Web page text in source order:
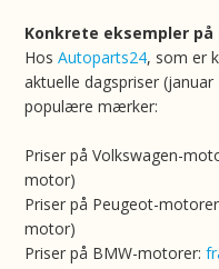
Konkrete eksempler
HosAutoparts24, som er
aktuelle dagspriser
populære mærker:
Priser på Volkswagen-
motor)
Priser på Peugeot-
motor)
Priser på BMW-motorer: